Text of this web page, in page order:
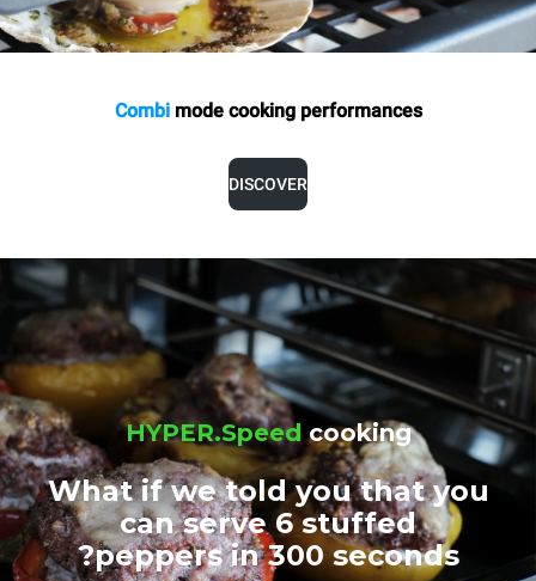
Combi mode cooking performances
DISCOVER
HYPER.Speedcooking
What if we told you that you
can serve 6 stuffed
peppers in 300 seconds?